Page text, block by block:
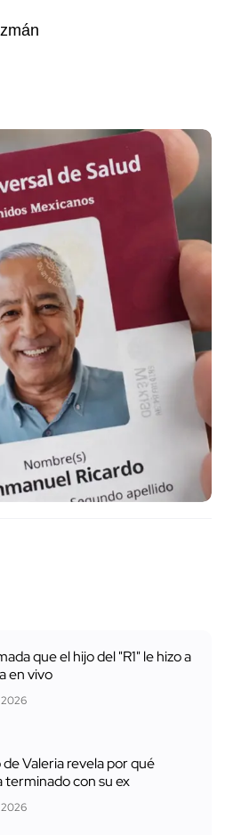
que el hijo del "R1" le hizo a
en vivo
Valeria revela por qué
terminado con su ex